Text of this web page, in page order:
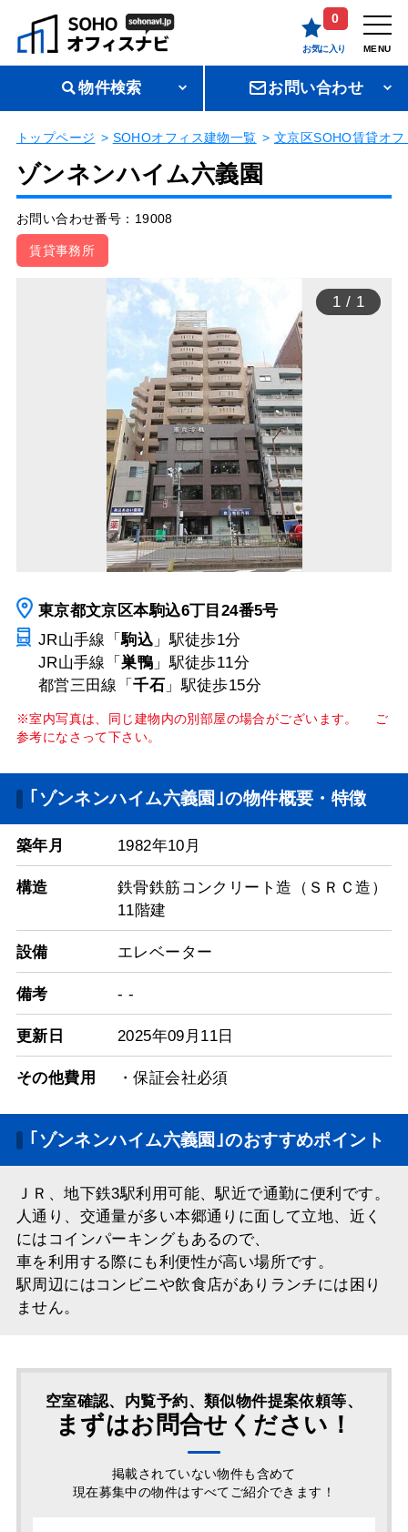
0
お気に入り MENU
物件検索 お問い合わせ
トップページ SOHOオフィス建物一覧 文京区SOHO賃貸オフ
ゾンネンハイム六義園
お問い合わせ番号：19008
賃貸事務所
1 / 1
東京都文京区本駒込6丁目24番5号
JR山手線「駒込 」駅徒歩1分
JR山手線「巣鴨 」駅徒歩11分
都営三田線「千石 」駅徒歩15分
※室内写真は、同じ建物内の別部屋の場合がございます。 ご
参考になさって下さい。
｢ゾンネンハイム六義園｣の物件概要・特徴
築年月 1982年10月
構造
鉄骨鉄筋コンクリート造（ＳＲＣ造）
11階建
設備 エレベーター
備考 - -
更新日 2025年09月11日
その他費用 ・保証会社必須
｢ゾンネンハイム六義園｣のおすすめポイント
ＪＲ、地下鉄3駅利用可能、駅近で通勤に便利です。
人通り、交通量が多い本郷通りに面して立地、近く
にはコインパーキングもあるので、
車を利用する際にも利便性が高い場所です。
駅周辺にはコンビニや飲食店がありランチには困り
ません。
空室確認、内覧予約、類似物件提案依頼等、
まずはお問合せください！
掲載されていない物件も含めて
現在募集中の物件はすべてご紹介できます！